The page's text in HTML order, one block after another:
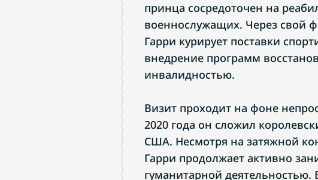
принца сосредоточен на
военнослужащих. Через свой
Гарри курирует поставки
внедрение программ
инвалидностью.
Визит проходит на фоне
2020 года он сложил
США. Несмотря на затяжной
Гарри продолжает активно
гуманитарной